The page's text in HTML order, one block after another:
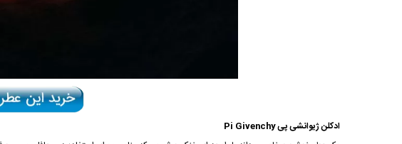
ادکلن ژیوانشی پی Pi Givenchy